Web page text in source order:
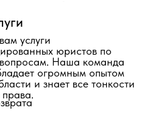
услуги
юристов по
Наша команда
огромным опытом
и знает все тонкости